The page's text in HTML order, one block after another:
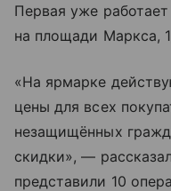
Первая уже
на площади Маркса,
«На ярмарке
цены для всех
незащищённых
скидки», —
представили 10